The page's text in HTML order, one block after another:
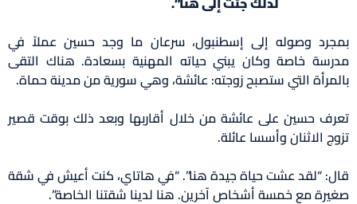
بمجرد وصوله إلى إسطنبول، سرعان ما وجد حسين عملاً في
مدرسة خاصة وكان يبني حياته المهنية بسعادة. هناك التقى
بالمرأة التي ستصبح زوجته: عائشة، وهي سورية من مدينة حماة.
تعرف حسين على عائشة من خلال أقاربها وبعد ذلك بوقت قصير
تزوج الاثنان وأسسا عائلة.
قال: “لقد عشت حياة جيدة هنا”. “في هاتاي، كنت أعيش في شقة
صغيرة مع خمسة أشخاص آخرين. هنا لدينا شقتنا الخاصة”.